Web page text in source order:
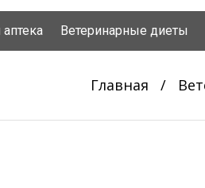
Ветеринарные диеты
Главная /